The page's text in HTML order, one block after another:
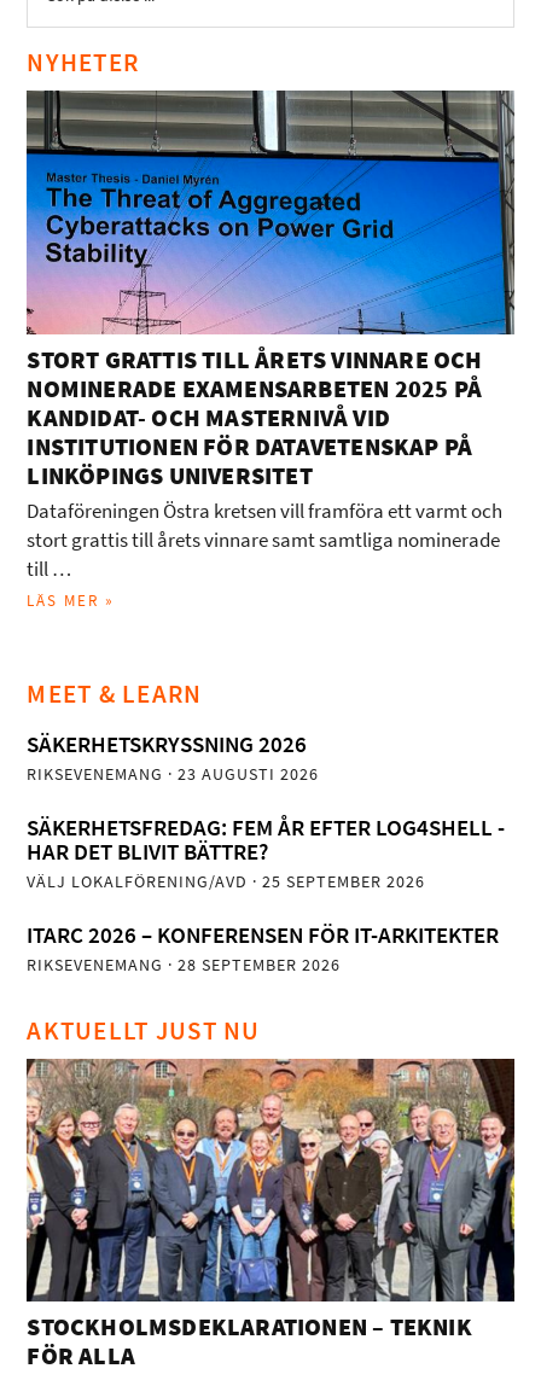
NYHETER
STORT GRATTIS TILL ÅRETS VINNARE OCH
NOMINERADE EXAMENSARBETEN 2025 PÅ
KANDIDAT- OCH MASTERNIVÅ VID
INSTITUTIONEN FÖR DATAVETENSKAP PÅ
LINKÖPINGS UNIVERSITET
Dataföreningen Östra kretsen vill framföra ett varmt och
stort grattis till årets vinnare samt samtliga nominerade
till …
LÄS MER »
MEET & LEARN
SÄKERHETSKRYSSNING 2026
RIKSEVENEMANG · 23 AUGUSTI 2026
SÄKERHETSFREDAG: FEM ÅR EFTER LOG4SHELL -
HAR DET BLIVIT BÄTTRE?
VÄLJ LOKALFÖRENING/AVD · 25 SEPTEMBER 2026
ITARC 2026 – KONFERENSEN FÖR IT-ARKITEKTER
RIKSEVENEMANG · 28 SEPTEMBER 2026
AKTUELLT JUST NU
STOCKHOLMSDEKLARATIONEN – TEKNIK
FÖR ALLA